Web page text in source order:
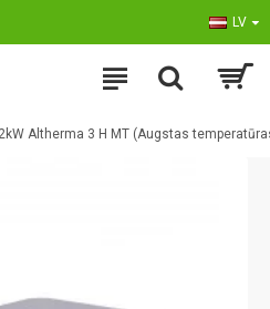
LV
Altherma 3 H MT (Augstas